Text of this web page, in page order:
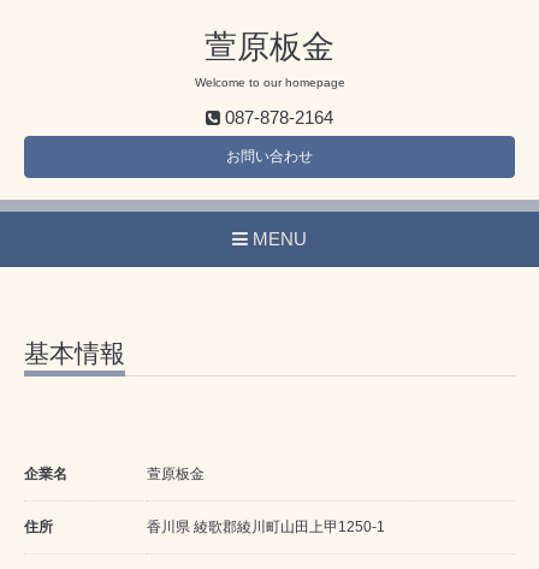
萱原板金
Welcome to our homepage
087-878-2164
お問い合わせ
MENU
基本情報
企業名 萱原板金
住所 香川県 綾歌郡綾川町山田上甲1250-1